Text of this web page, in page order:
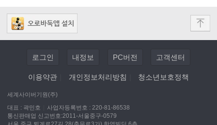
로그인 내정보 PC버전 고객센터
이용약관 개인정보처리방침 청소년보호정책
세계사이버기원(주)
대표 : 곽민호
사업자등록번호 : 220-81-86538
통신판매업 신고번호:2011-서울중구-0579